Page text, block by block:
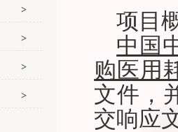
项目
中国
购医用
文件，
交响应